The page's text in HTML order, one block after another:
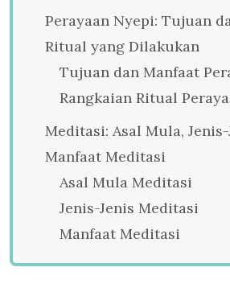
Perayaan Nyepi: Tujuan
Ritual yang Dilakukan
Tujuan dan Manfaat
Rangkaian Ritual
Meditasi: Asal Mula,
Manfaat Meditasi
Asal Mula Meditasi
Jenis-Jenis Meditasi
Manfaat Meditasi